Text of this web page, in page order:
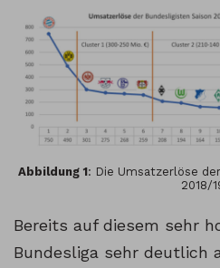
Abbildung 1: Die Umsatzerlöse
2018/
Bereits auf diesem sehr
Bundesliga sehr deutlich